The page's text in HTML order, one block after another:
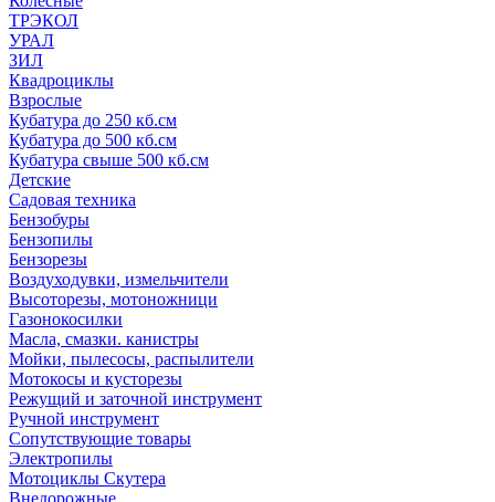
ТРЭКОЛ
УРАЛ
ЗИЛ
Квадроциклы
Взрослые
Кубатура до 250 кб.см
Кубатура до 500 кб.см
Кубатура свыше 500 кб.см
Детские
Садовая техника
Бензобуры
Бензопилы
Бензорезы
Воздуходувки, измельчители
Высоторезы, мотоножници
Газонокосилки
Масла, смазки. канистры
Мойки, пылесосы, распылители
Мотокосы и кусторезы
Режущий и заточной инструмент
Ручной инструмент
Сопутствующие товары
Электропилы
Мотоциклы Скутера
Внедорожные